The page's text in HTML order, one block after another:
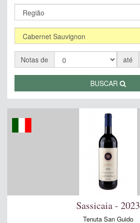
Notas de até
BUSCAR
Sassicaia - 2023
Tenuta San Guido